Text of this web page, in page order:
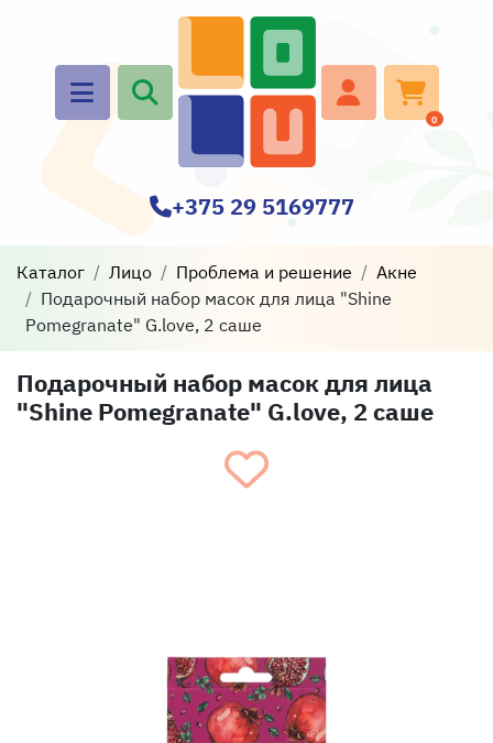
0
+375 29 5169777
Каталог Лицо Проблема и решение
Акне
Подарочный набор масок для лица "Shine
Pomegranate" G.love, 2 саше
Подарочный набор масок для лица
"Shine Pomegranate" G.love, 2 саше